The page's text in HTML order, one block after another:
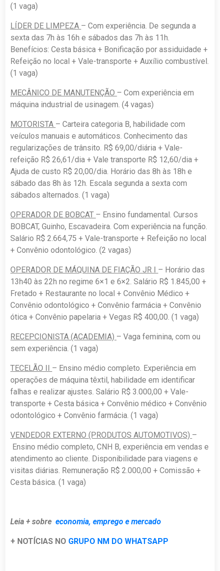
(1 vaga)
LÍDER DE LIMPEZA – Com experiência. De segunda a
sexta das 7h às 16h e sábados das 7h às 11h.
Benefícios: Cesta básica + Bonificação por assiduidade +
Refeição no local + Vale-transporte + Auxílio combustível.
(1 vaga)
MECÂNICO DE MANUTENÇÃO – Com experiência em
máquina industrial de usinagem. (4 vagas)
MOTORISTA – Carteira categoria B, habilidade com
veículos manuais e automáticos. Conhecimento das
regularizações de trânsito. R$ 69,00/diária + Vale-
refeição R$ 26,61/dia + Vale transporte R$ 12,60/dia +
Ajuda de custo R$ 20,00/dia. Horário das 8h às 18h e
sábado das 8h às 12h. Escala segunda a sexta com
sábados alternados. (1 vaga)
OPERADOR DE BOBCAT – Ensino fundamental. Cursos
BOBCAT, Guinho, Escavadeira. Com experiência na função.
Salário R$ 2.664,75 + Vale-transporte + Refeição no local
+ Convênio odontológico. (2 vagas)
OPERADOR DE MÁQUINA DE FIAÇÃO JR I – Horário das
13h40 às 22h no regime 6×1 e 6×2. Salário R$ 1.845,00 +
Fretado + Restaurante no local + Convênio Médico +
Convênio odontológico + Convênio farmácia + Convênio
ótica + Convênio papelaria + Vegas R$ 400,00. (1 vaga)
RECEPCIONISTA (ACADEMIA) – Vaga feminina, com ou
sem experiência. (1 vaga)
TECELÃO II – Ensino médio completo. Experiência em
operações de máquina têxtil, habilidade em identificar
falhas e realizar ajustes. Salário R$ 3.000,00 + Vale-
transporte + Cesta básica + Convênio médico + Convênio
odontológico + Convênio farmácia. (1 vaga)
VENDEDOR EXTERNO (PRODUTOS AUTOMOTIVOS) –
Ensino médio completo, CNH B, experiência em vendas e
atendimento ao cliente. Disponibilidade para viagens e
visitas diárias. Remuneração R$ 2.000,00 + Comissão +
Cesta básica. (1 vaga)
Leia + sobre economia, emprego e mercado
+ NOTÍCIAS NO GRUPO NM DO WHATSAPP